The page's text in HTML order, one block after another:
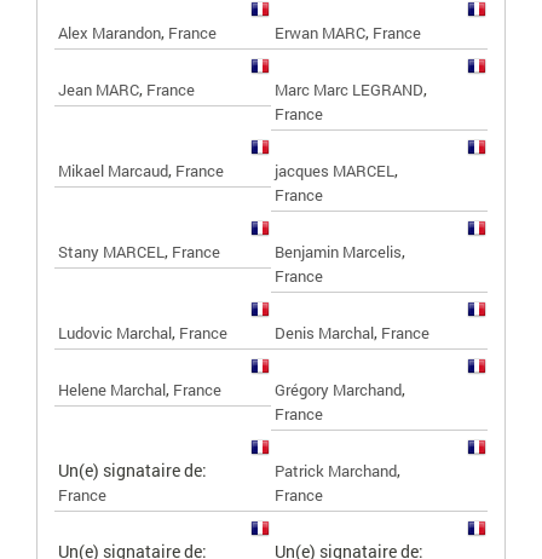
Alex Marandon, France Erwan MARC, France
Jean MARC, France Marc Marc LEGRAND,
France
Mikael Marcaud, France jacques MARCEL ,
France
Stany MARCEL , France Benjamin Marcelis,
France
Ludovic Marchal, France Denis Marchal, France
Helene Marchal, France Grégory Marchand,
France
Un(e) signataire de:
France
Patrick Marchand,
France
Un(e) signataire de: Un(e) signataire de: